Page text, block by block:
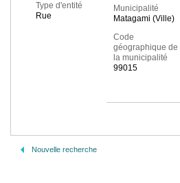
Type d'entité
Rue
Municipalité
Matagami (Ville)
Code
géographique de
la municipalité
99015
Nouvelle recherche